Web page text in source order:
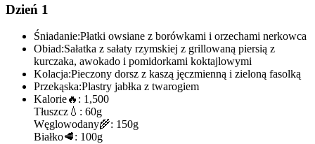
Dzień 1
Śniadanie:Płatki owsiane z borówkami i orzechami nerkowca
Obiad:Sałatka z sałaty rzymskiej z grillowaną piersią z
kurczaka, awokado i pomidorkami koktajlowymi
Kolacja:Pieczony dorsz z kaszą jęczmienną i zieloną fasolką
Przekąska:Plastry jabłka z twarogiem
Kalorie🔥: 1,500
Tłuszcz 💧: 60g
Węglowodany🌾: 150g
Białko🥩: 100g